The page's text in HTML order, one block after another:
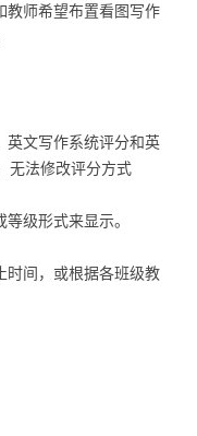
教师希望布置看图写作
英文写作系统评分和英
无法修改评分方式
级形式来显示。
时间，或根据各班级教